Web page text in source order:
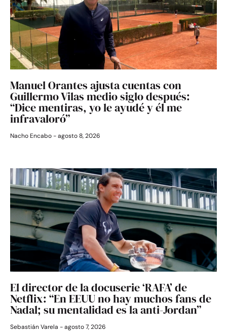
Manuel Orantes ajusta cuentas con
Guillermo Vilas medio siglo después:
“Dice mentiras, yo le ayudé y él me
infravaloró”
Nacho Encabo agosto 8, 2026
El director de la docuserie ‘RAFA’ de
Netflix: “En EEUU no hay muchos fans de
Nadal; su mentalidad es la anti-Jordan”
Sebastián Varela agosto 7, 2026